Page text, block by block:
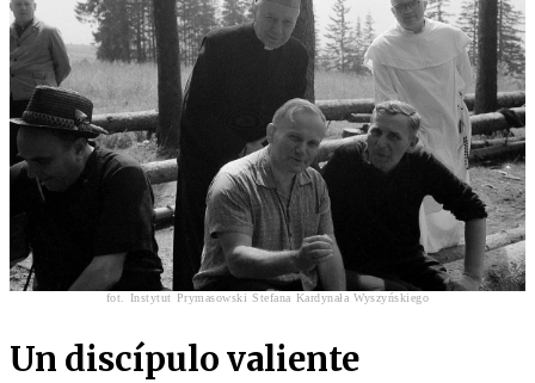
fot. Instytut Prymasowski Stefana Kardynała Wyszyńskiego
Un discípulo valiente